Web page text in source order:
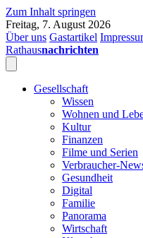
Zum Inhalt springen
Freitag, 7. August 2026
Über uns Gastartikel
Rathausnachrichten
Gesellschaft
Wissen
Wohnen und
Kultur
Finanzen
Filme und Serien
Verbraucher-
Gesundheit
Digital
Familie
Panorama
Wirtschaft